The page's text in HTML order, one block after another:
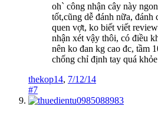
oh` công nhận cây này
tốt,cũng dễ đánh nữa, đánh
quen vợt, ko biết viết
nhận xét vậy thôi, có điều
nên ko đan kg cao đc, tầm
chống chỉ định tay quá
thekop14, 7/12/14
#7